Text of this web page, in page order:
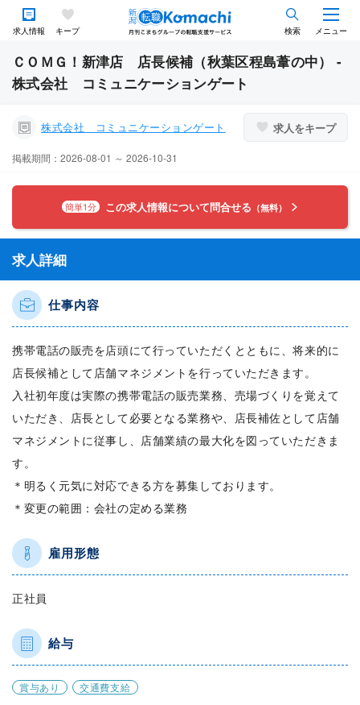
求人情報 キープ 検索 メニュー
ＣＯＭＧ！新津店 店長候補（秋葉区程島葦の中） -
株式会社 コミュニケーションゲート
株式会社 コミュニケーションゲート 求人をキープ
掲載期間：2026-08-01 ～ 2026-10-31
簡単1分 この求人情報について問合せる （無料）
求人詳細
仕事内容
携帯電話の販売を店頭にて行っていただくとともに、将来的に
店長候補として店舗マネジメントを行っていただきます。
入社初年度は実際の携帯電話の販売業務、売場づくりを覚えて
いただき、店長として必要となる業務や、店長補佐として店舗
マネジメントに従事し、店舗業績の最大化を図っていただきま
す。
＊明るく元気に対応できる方を募集しております。
＊変更の範囲：会社の定める業務
雇用形態
正社員
給与
賞与あり 交通費支給